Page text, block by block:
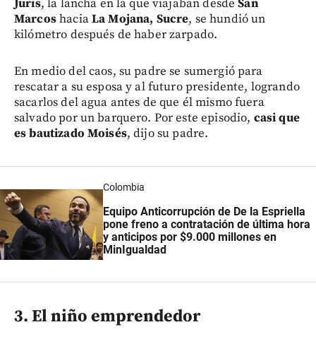
Juris, la lancha en la que viajaban desdeSan
MarcoshaciaLa Mojana, Sucre, se hundió un
kilómetro después de haber zarpado.
En medio del caos, su padre se sumergió para
rescatar a su esposa y al futuro presidente, logrando
sacarlos del agua antes de que él mismo fuera
salvado por un barquero. Por este episodio, casi que
es bautizado Moisés, dijo su padre.
Colombia
Equipo Anticorrupción de De la Espriella
pone freno a contratación de última hora
y anticipos por $9.000 millones en
MinIgualdad
3. El niño emprendedor